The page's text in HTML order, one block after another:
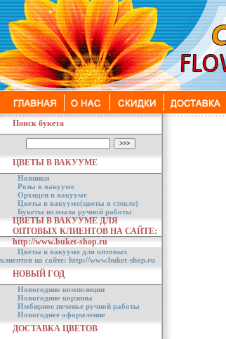
Поиск букета
ЦВЕТЫ В ВАКУУМЕ
Новинки
Розы в вакууме
Орхидеи в вакууме
Цветы в вакууме(цветы в стекле)
Букеты из мыла ручной работы
ЦВЕТЫ В ВАКУУМЕ ДЛЯ
ОПТОВЫХ КЛИЕНТОВ НА САЙТЕ:
http://www.buket-shop.ru
Цветы в вакууме для оптовых
клиентов на сайте: http://www.buket-shop.ru
НОВЫЙ ГОД
Новогодние композиции
Новогодние корзины
Имбирное печенье ручной работы
Новогоднее оформление
ДОСТАВКА ЦВЕТОВ